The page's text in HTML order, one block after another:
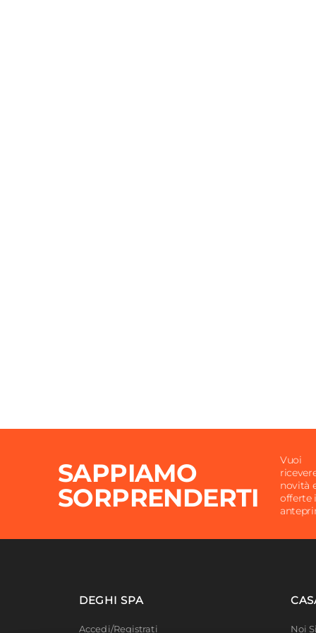
SAPPIAMO
SORPRENDERTI
Vuoi
novità
offerte
DEGHI SPA
Accedi/Registrati Noi